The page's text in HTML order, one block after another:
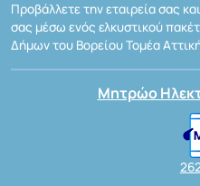
Προβάλλετε την εταιρεία σας
σας μέσω ενός ελκυστικού
Δήμων του Βορείου Τομέα
Μητρώο